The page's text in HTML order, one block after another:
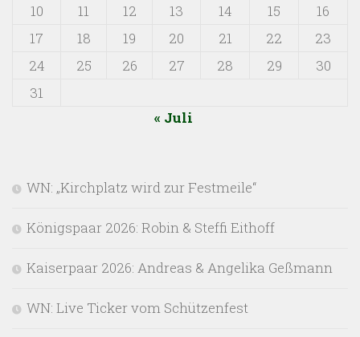
10
11 12 13 14 15
16
17
18 19 20 21 22
23
24
25 26 27 28 29
30
31
« Juli
WN: „Kirchplatz wird zur Festmeile“
Königspaar 2026: Robin & Steffi Eithoff
Kaiserpaar 2026: Andreas & Angelika Geßmann
WN: Live Ticker vom Schützenfest